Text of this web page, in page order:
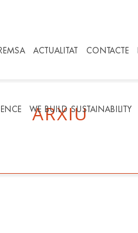
ACTUALITAT CONTACTE
WE BUILD SUSTAINABILITY
ARXIU